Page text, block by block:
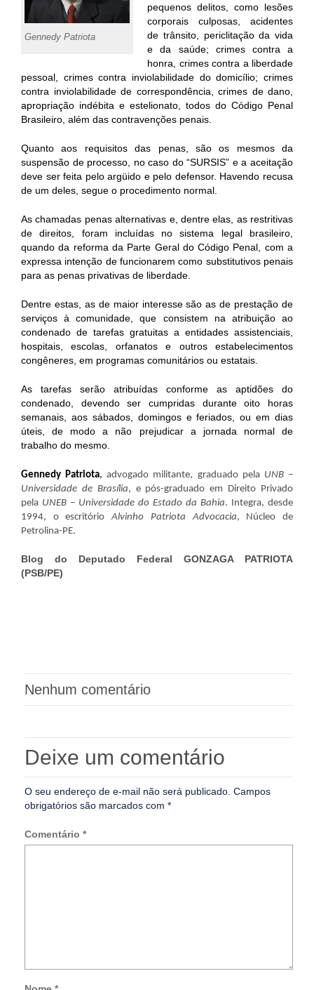
Gennedy Patriota
pequenos delitos, como lesões
corporais culposas, acidentes
de trânsito, periclitação da vida
e da saúde; crimes contra a
honra, crimes contra a liberdade
pessoal, crimes contra inviolabilidade do domicílio; crimes
contra inviolabilidade de correspondência, crimes de dano,
apropriação indébita e estelionato, todos do Código Penal
Brasileiro, além das contravenções penais.
Quanto aos requisitos das penas, são os mesmos da
suspensão de processo, no caso do “SURSIS” e a aceitação
deve ser feita pelo argüido e pelo defensor. Havendo recusa
de um deles, segue o procedimento normal.
As chamadas penas alternativas e, dentre elas, as restritivas
de direitos, foram incluídas no sistema legal brasileiro,
quando da reforma da Parte Geral do Código Penal, com a
expressa intenção de funcionarem como substitutivos penais
para as penas privativas de liberdade.
Dentre estas, as de maior interesse são as de prestação de
serviços à comunidade, que consistem na atribuição ao
condenado de tarefas gratuitas a entidades assistenciais,
hospitais, escolas, orfanatos e outros estabelecimentos
congêneres, em programas comunitários ou estatais.
As tarefas serão atribuídas conforme as aptidões do
condenado, devendo ser cumpridas durante oito horas
semanais, aos sábados, domingos e feriados, ou em dias
úteis, de modo a não prejudicar a jornada normal de
trabalho do mesmo.
Gennedy Patriota, advogado militante, graduado pela UNB –
Universidade de Brasília, e pós-graduado em Direito Privado
pela UNEB – Universidade do Estado da Bahia. Integra, desde
1994, o escritórioAlvinho Patriota Advocacia, Núcleo de
Petrolina-PE.
Blog do Deputado Federal GONZAGA PATRIOTA
(PSB/PE)
Nenhum comentário
Deixe um comentário
O seu endereço de e-mail não será publicado. Campos
obrigatórios são marcados com *
Comentário *